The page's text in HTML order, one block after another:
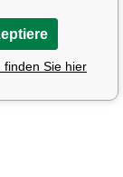
finden Sie hier